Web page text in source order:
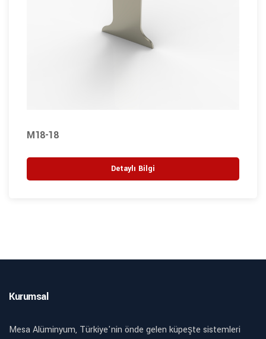
M18-18
Detaylı Bilgi
Kurumsal
Mesa Alüminyum, Türkiye'nin önde gelen küpeşte sistemleri